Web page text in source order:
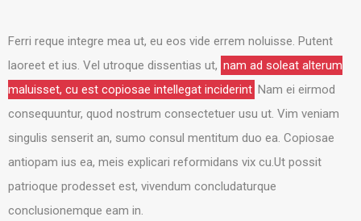
Ferri reque integre mea ut, eu eos vide errem noluisse. Putent
laoreet et ius. Vel utroque dissentias ut, nam ad soleat alterum
maluisset, cu est copiosae intellegat inciderint Nam ei eirmod
consequuntur, quod nostrum consectetuer usu ut. Vim veniam
singulis senserit an, sumo consul mentitum duo ea. Copiosae
antiopam ius ea, meis explicari reformidans vix cu.Ut possit
patrioque prodesset est, vivendum concludaturque
conclusionemque eam in.